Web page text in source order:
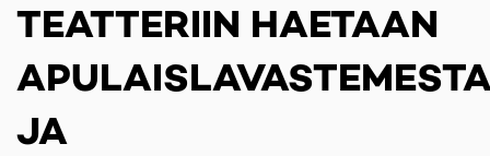
TEATTERIIN HAETAAN
JA